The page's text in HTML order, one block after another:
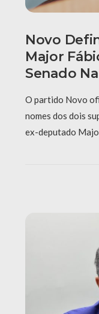
Novo
Major
Senado
O partido Novo
nomes dos dois
ex-deputado